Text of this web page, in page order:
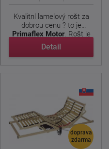
Kvalitní lamelový rošt za
dobrou cenu ? to je
Primaflex Motor. Rošt je
...
Detail
doprava
zdarma